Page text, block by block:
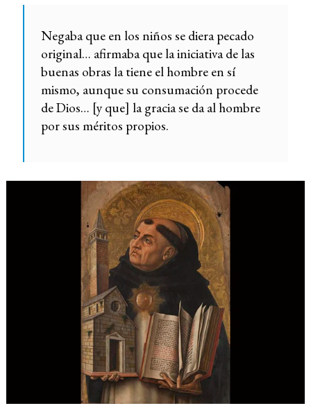
Negaba que en los niños se diera pecado
original… afirmaba que la iniciativa de las
buenas obras la tiene el hombre en sí
mismo, aunque su consumación procede
de Dios… [y que] la gracia se da al hombre
por sus méritos propios.